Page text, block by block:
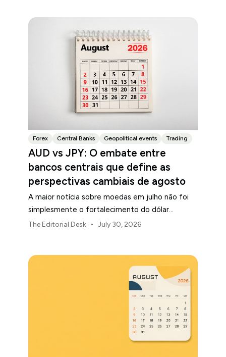
Forex Central Banks Geopolitical events Trading
AUD vs JPY: O embate entre
bancos centrais que define as
perspectivas cambiais de agosto
A maior notícia sobre moedas em julho não foi
simplesmente o fortalecimento do dólar
australiano ou o enfraquecimento do iene
The Editorial Desk • July 30, 2026